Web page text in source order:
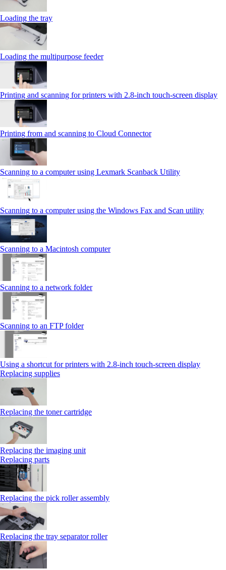
Loading the tray
Loading the multipurpose feeder
Printing and scanning for printers with 2.8‑inch touch‑screen display
Printing from and scanning to Cloud Connector
Scanning to a computer using Lexmark Scanback Utility
Scanning to a computer using the Windows Fax and Scan utility
Scanning to a Macintosh computer
Scanning to a network folder
Scanning to an FTP folder
Using a shortcut for printers with 2.8‑inch touch‑screen display
Replacing supplies
Replacing the toner cartridge
Replacing the imaging unit
Replacing parts
Replacing the pick roller assembly
Replacing the tray separator roller